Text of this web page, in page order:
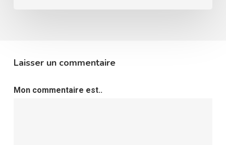
Laisser un commentaire
Mon commentaire est..